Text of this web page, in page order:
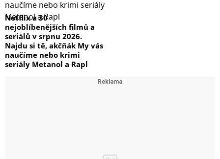
Netflix a 30
nejoblíbenějších filmů a
seriálů v srpnu 2026.
Najdu si tě, akčňák My vás
naučíme nebo krimi
seriály Metanol a Rapl